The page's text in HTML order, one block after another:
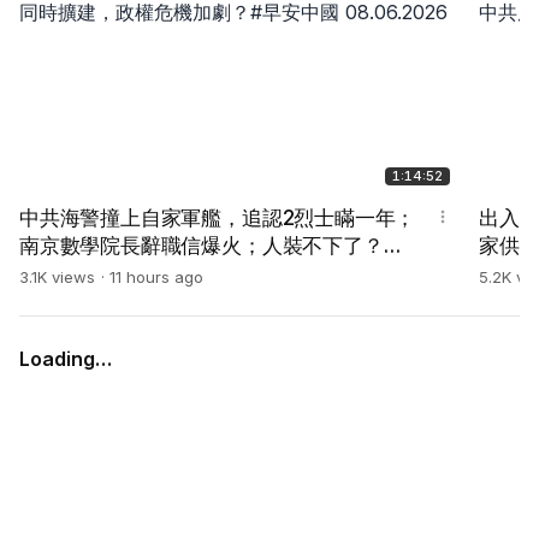
1:14:52
中共海警撞上自家軍艦，追認2烈士瞞一年；
南京數學院長辭職信爆火；人裝不下了？
2300+看守所同時擴建，政權危機加劇？#早
3.1K views 11 hours ago
出入
家供
報仇
5.2K
Loading…